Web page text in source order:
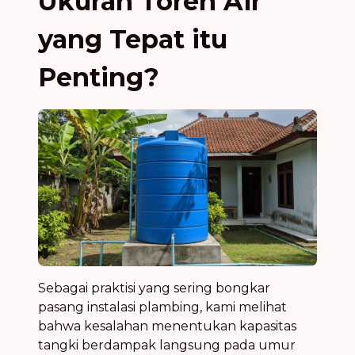
yang Tepat itu
Penting?
Sebagai praktisi yang sering bongkar
pasang instalasi plambing, kami melihat
bahwa kesalahan menentukan kapasitas
tangki berdampak langsung pada umur